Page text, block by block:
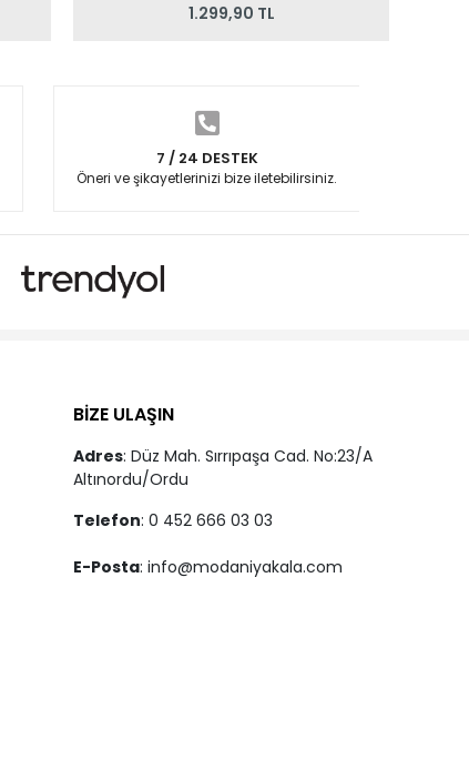
1.299,90 TL
7 / 24 DESTEK
Öneri ve şikayetlerinizi bize iletebilirsiniz.
BİZE ULAŞIN
Adres: Düz Mah. Sırrıpaşa Cad. No:23/A
Altınordu/Ordu
Telefon: 0 452 666 03 03
E-Posta: info@modaniyakala.com